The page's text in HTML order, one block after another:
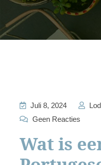
Juli 8, 2024
Geen Reacties
Wat is